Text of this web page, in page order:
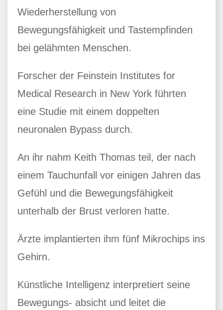
Wiederherstellung von
Bewegungsfähigkeit und Tastempfinden
bei gelähmten Menschen.
Forscher der Feinstein Institutes for
Medical Research in New York führten
eine Studie mit einem doppelten
neuronalen Bypass durch.
An ihr nahm Keith Thomas teil, der nach
einem Tauchunfall vor einigen Jahren das
Gefühl und die Bewegungsfähigkeit
unterhalb der Brust verloren hatte.
Ärzte implantierten ihm fünf Mikrochips ins
Gehirn.
Künstliche Intelligenz interpretiert seine
Bewegungs- absicht und leitet die